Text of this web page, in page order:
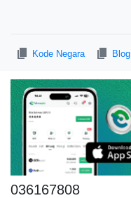
Kode Negara Blog
036167808